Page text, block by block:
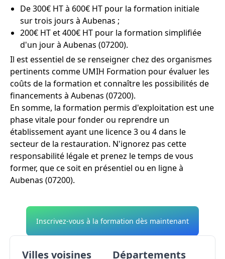
De 300€ HT à 600€ HT pour la formation initiale
sur trois jours à Aubenas ;
200€ HT et 400€ HT pour la formation simplifiée
d'un jour à Aubenas (07200).
Il est essentiel de se renseigner chez des organismes
pertinents comme UMIH Formation pour évaluer les
coûts de la formation et connaître les possibilités de
financements à Aubenas (07200).
En somme, la formation permis d'exploitation est une
phase vitale pour fonder ou reprendre un
établissement ayant une licence 3 ou 4 dans le
secteur de la restauration. N'ignorez pas cette
responsabilité légale et prenez le temps de vous
former, que ce soit en présentiel ou en ligne à
Aubenas (07200).
Inscrivez-vous à la formation dès maintenant
Villes voisines Départements